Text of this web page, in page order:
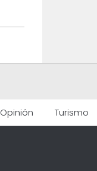
Opinión Turismo